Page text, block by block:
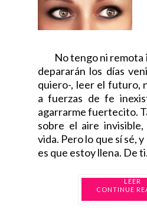
No tengo ni remota
depararán los días
quiero-, leer el futuro,
a fuerzas de fe
agarrarme fuertecito.
sobre el aire
vida. Pero lo que sí sé,
es que estoy llena. De
CONTINUE